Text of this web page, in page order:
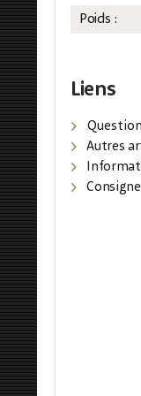
Poids :
Liens
Autres